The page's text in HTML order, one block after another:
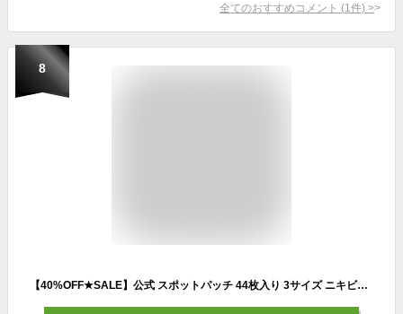
全てのおすすめコメント (1 件) >
8
【40%OFF★SALE】公式 スポットパッチ 44枚入り 3サイズ ニキビパッチ ニキビ跡 パッチ ニキビケア メイクOK 密着 カバー 薄い 赤み 肌荒れ防止 保湿 シミ アクネ おでこ 頬 にきび 隠す 保護 できもの 吹き出物 大人ニキビ 大人 子供 思春期 男性 女性